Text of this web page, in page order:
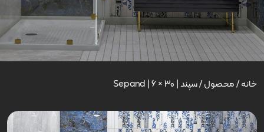
خانه/محصول/سپند | Sepand | 6 × 30